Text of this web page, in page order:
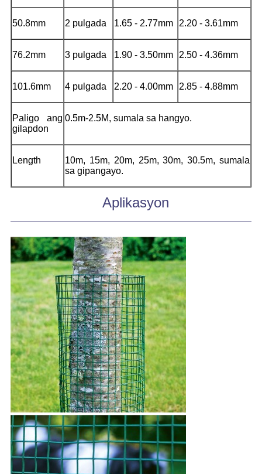
50.8mm 2 pulgada 1.65 - 2.77mm 2.20 - 3.61mm
76.2mm 3 pulgada 1.90 - 3.50mm 2.50 - 4.36mm
101.6mm 4 pulgada 2.20 - 4.00mm 2.85 - 4.88mm
Paligo ang
gilapdon
0.5m-2.5M, sumala sa hangyo.
Length
10m, 15m, 20m, 25m, 30m, 30.5m, sumala
sa gipangayo.
Aplikasyon